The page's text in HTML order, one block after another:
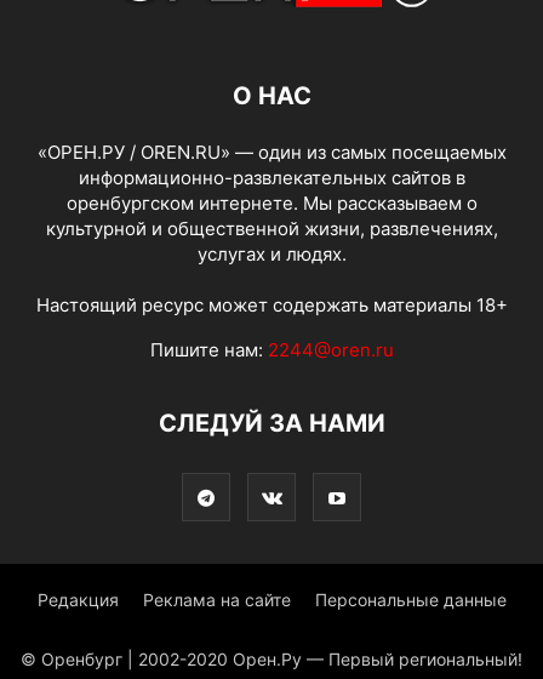
О НАС
«ОРЕН.РУ / OREN.RU» — один из самых посещаемых
информационно-развлекательных сайтов в
оренбургском интернете. Мы рассказываем о
культурной и общественной жизни, развлечениях,
услугах и людях.
Настоящий ресурс может содержать материалы 18+
Пишите нам: 2244@oren.ru
СЛЕДУЙ ЗА НАМИ
Редакция Реклама на сайте Персональные данные
© Оренбург | 2002-2020 Орен.Ру — Первый региональный!